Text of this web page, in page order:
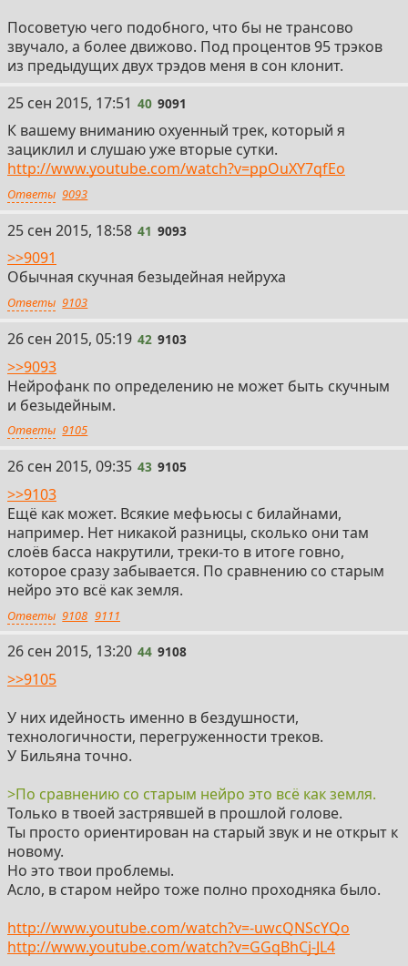
Посоветую чего подобного, что бы не трансово
звучало, а более движово. Под процентов 95 трэков
из предыдущих двух трэдов меня в сон клонит.
40
25 сен 2015, 17:51 40 9091
К вашему вниманию охуенный трек, который я
зациклил и слушаю уже вторые сутки.
http://www.youtube.com/watch?v=ppOuXY7qfEo
Ответы 9093
41
25 сен 2015, 18:58 41 9093
>>9091
Обычная скучная безыдейная нейруха
Ответы 9103
42
26 сен 2015, 05:19 42 9103
>>9093
Нейрофанк по определению не может быть скучным
и безыдейным.
Ответы 9105
43
26 сен 2015, 09:35 43 9105
>>9103
Ещё как может. Всякие мефьюсы с билайнами,
например. Нет никакой разницы, сколько они там
слоёв басса накрутили, треки-то в итоге говно,
которое сразу забывается. По сравнению со старым
нейро это всё как земля.
Ответы 9108 9111
44
26 сен 2015, 13:20 44 9108
>>9105
У них идейность именно в бездушности,
технологичности, перегруженности треков.
У Бильяна точно.
>По сравнению со старым нейро это всё как земля.
Только в твоей застрявшей в прошлой голове.
Ты просто ориентирован на старый звук и не открыт к
новому.
Но это твои проблемы.
Асло, в старом нейро тоже полно проходняка было.
http://www.youtube.com/watch?v=-uwcQNScYQo
http://www.youtube.com/watch?v=GGqBhCj-JL4